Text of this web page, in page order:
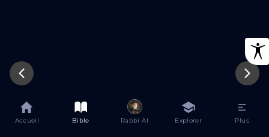
Accueil Bible Rabbi AI Explorer Plus